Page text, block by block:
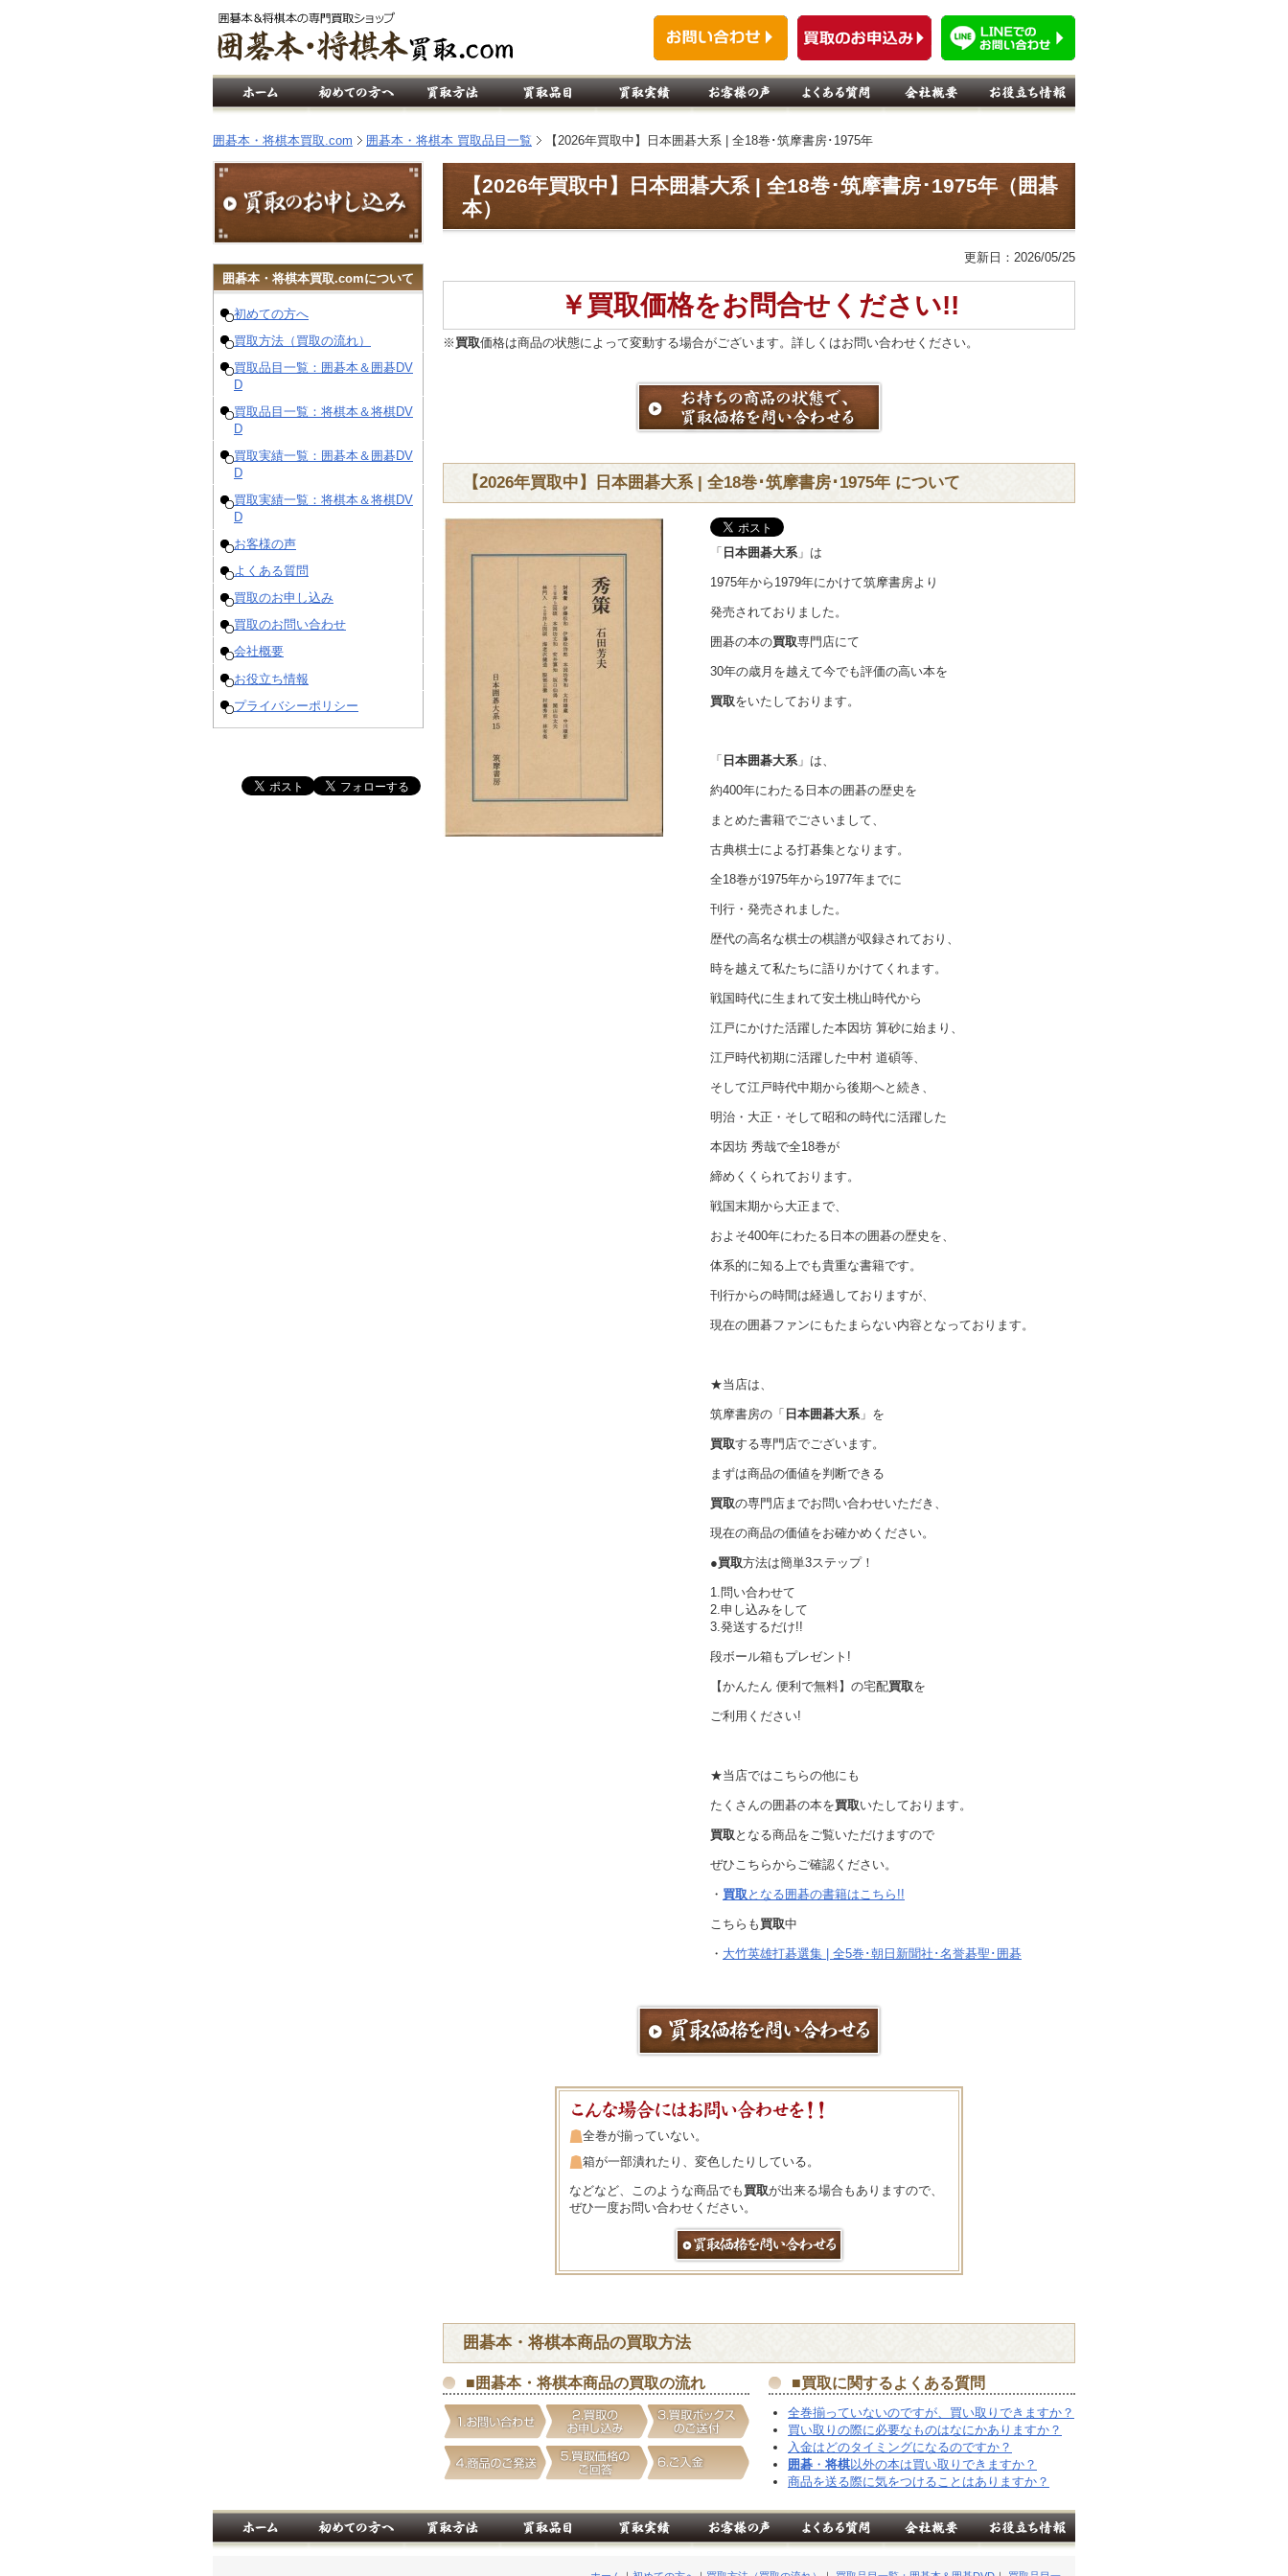
囲碁本・将棋本買取.com 囲碁本・将棋本 買取品目一覧 【2026年買取中】日本囲碁大系 | 全18巻･筑摩書房･1975年
【2026年買取中】日本囲碁大系 | 全18巻･筑摩書房･1975年（囲碁
本）
更新日：2026/05/25
￥買取価格をお問合せください!!
※ 買取価格は商品の状態によって変動する場合がございます。詳しくはお問い合わせください。
【2026年買取中】日本囲碁大系 | 全18巻･筑摩書房･1975年 について
「 日本囲碁大系」は
1975年から1979年にかけて筑摩書房より
発売されておりました。
囲碁の本の買取専門店にて
30年の歳月を越えて今でも評価の高い本を
買取をいたしております。
「 日本囲碁大系」は、
約400年にわたる日本の囲碁の歴史を
まとめた書籍でごさいまして、
古典棋士による打碁集となります。
全18巻が1975年から1977年までに
刊行・発売されました。
歴代の高名な棋士の棋譜が収録されており、
時を越えて私たちに語りかけてくれます。
戦国時代に生まれて安土桃山時代から
江戸にかけた活躍した本因坊 算砂に始まり、
江戸時代初期に活躍した中村 道碩等、
そして江戸時代中期から後期へと続き、
明治・大正・そして昭和の時代に活躍した
本因坊 秀哉で全18巻が
締めくくられております。
戦国末期から大正まで、
およそ400年にわたる日本の囲碁の歴史を、
体系的に知る上でも貴重な書籍です。
刊行からの時間は経過しておりますが、
現在の囲碁ファンにもたまらない内容となっております。
★当店は、
筑摩書房の「 日本囲碁大系」を
買取する専門店でございます。
まずは商品の価値を判断できる
買取の専門店までお問い合わせいただき、
現在の商品の価値をお確かめください。
●買取方法は簡単3ステップ！
1.問い合わせて
2.申し込みをして
3.発送するだけ!!
段ボール箱もプレゼント!
【かんたん 便利で無料】の宅配買取を
ご利用ください!
★当店ではこちらの他にも
たくさんの囲碁の本を買取いたしております。
買取 となる商品をご覧いただけますので
ぜひこちらからご確認ください。
・ 買取 となる囲碁の書籍はこちら!!
こちらも 買取中
・ 大竹英雄打碁選集 | 全5巻･朝日新聞社･名誉碁聖･囲碁
全巻が揃っていない。
箱が一部潰れたり、変色したりしている。
などなど、このような商品でも 買取が出来る場合もありますので、
ぜひ一度お問い合わせください。
囲碁本・将棋本商品の買取方法
■ 囲碁本・将棋本商品の買取の流れ ■買取に関するよくある質問
全巻揃っていないのですが、買い取りできますか？
買い取りの際に必要なものはなにかありますか？
入金はどのタイミングになるのですか？
囲碁 ・ 将棋以外の本は買い取りできますか？
商品を送る際に気をつけることはありますか？
囲碁本・将棋本買取.comについて
初めての方へ
買取方法（買取の流れ）
買取品目一覧：囲碁本＆囲碁DV
D
買取品目一覧：将棋本＆将棋DV
D
買取実績一覧：囲碁本＆囲碁DV
D
買取実績一覧：将棋本＆将棋DV
D
お客様の声
よくある質問
買取のお申し込み
買取のお問い合わせ
会社概要
お役立ち情報
プライバシーポリシー